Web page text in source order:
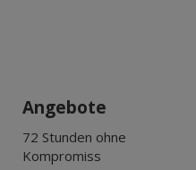
Angebote
72 Stunden ohne
Kompromiss